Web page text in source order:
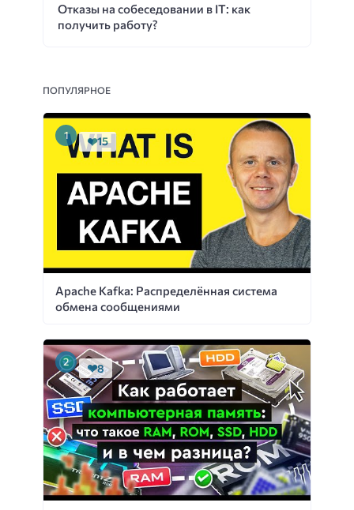
Отказы на собеседовании в IT: как
получить работу?
ПОПУЛЯРНОЕ
Apache Kafka: Распределённая система
обмена сообщениями
15
8